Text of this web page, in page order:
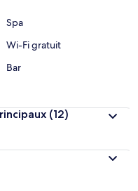
Spa
Wi-Fi gratuit
Bar
(12)